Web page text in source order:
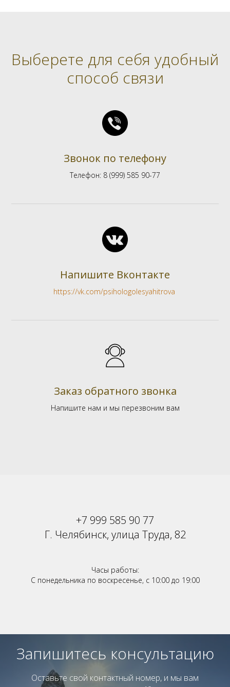
Выберете для себя удобный
способ связи
Звонок по телефону
Телефон: 8 (999) 585 90-77
Напишите Вконтакте
https://vk.com/psihologolesyahitrova
Заказ обратного звонка
Напишите нам и мы перезвоним вам
+7 999 585 90 77
Г. Челябинск, улица Труда, 82
Часы работы:
С понедельника по воскресенье, с 10:00 до 19:00
Запишитесь консультацию
Оставьте свой контактный номер, и мы вам